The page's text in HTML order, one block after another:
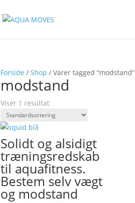
Forside /Shop / Varer tagged “modstand”
modstand
Viser 1 resultat
Solidt og alsidigt
træningsredskab
til aquafitness.
Bestem selv vægt
og modstand